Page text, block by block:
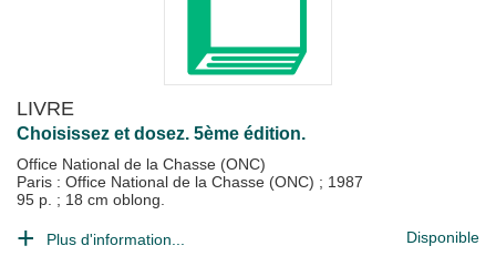
LIVRE
Choisissez et dosez. 5ème édition.
Office National de la Chasse (ONC)
Paris : Office National de la Chasse (ONC) ; 1987
95 p. ; 18 cm oblong.
Plus d'information... Disponible